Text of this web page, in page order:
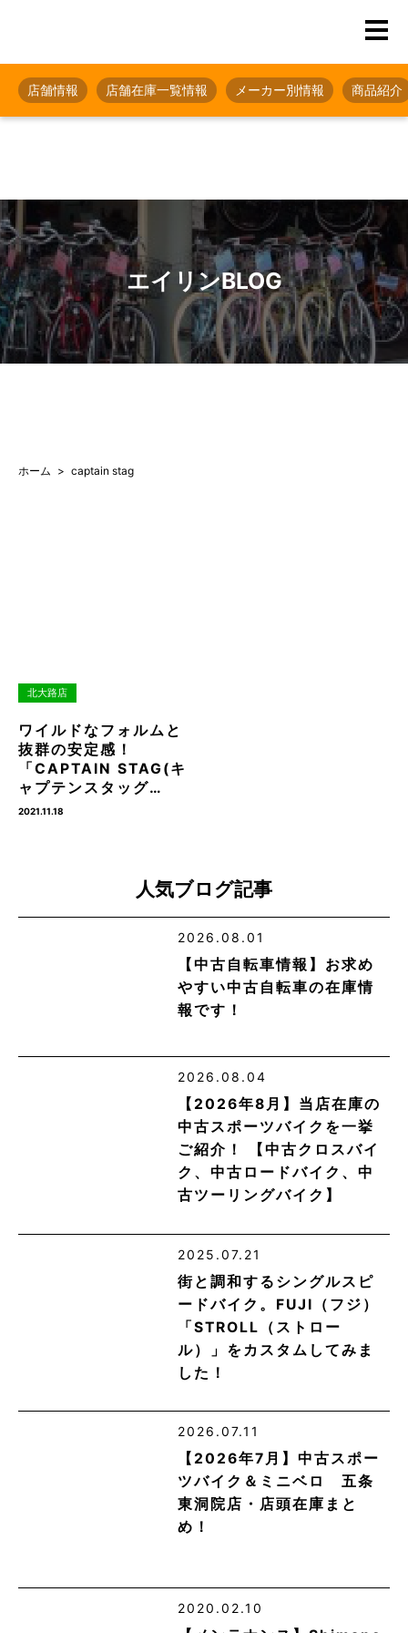
店舗情報 店舗在庫一覧情報 メーカー別情報 商品紹介
エイリンBLOG
ホーム captain stag
北大路店
ワイルドなフォルムと
抜群の安定感！
「CAPTAIN STAG(キ
ャプテンスタッグ…
2021.11.18
人気ブログ記事
2026.08.01
【中古自転車情報】お求め
やすい中古自転車の在庫情
報です！
2026.08.04
【2026年8月】当店在庫の
中古スポーツバイクを一挙
ご紹介！ 【中古クロスバイ
ク、中古ロードバイク、中
古ツーリングバイク】
2025.07.21
街と調和するシングルスピ
ードバイク。FUJI（フジ）
「STROLL（ストロー
ル）」をカスタムしてみま
した！
2026.07.11
【2026年7月】中古スポー
ツバイク＆ミニベロ 五条
東洞院店・店頭在庫まと
め！
2020.02.10